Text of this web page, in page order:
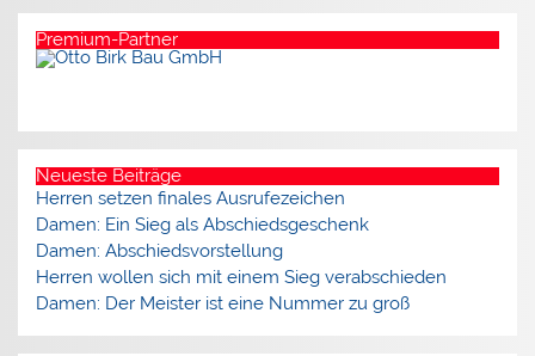
Premium-Partner
Neueste Beiträge
Herren setzen finales Ausrufezeichen
Damen: Ein Sieg als Abschiedsgeschenk
Damen: Abschiedsvorstellung
Herren wollen sich mit einem Sieg verabschieden
Damen: Der Meister ist eine Nummer zu groß